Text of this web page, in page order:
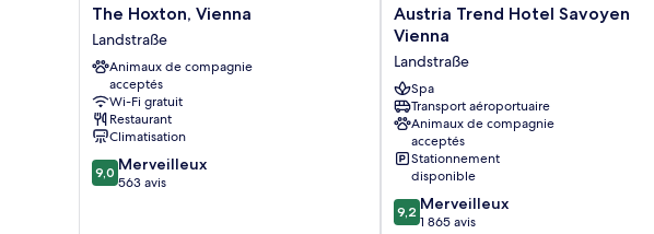
The
Hoxton,
Vienna
Landstraße
The Hoxton, Vienna
Landstraße
Animaux de compagnie
acceptés
Wi-Fi gratuit
Restaurant
Climatisation
9.0
sur
9,0 Merveilleux
563 avis
Austria
Trend
Savoyen
Vienna
Landstraße
Austria Trend Hotel Savoyen
Vienna
Landstraße
Spa
Transport aéroportuaire
Animaux de compagnie
acceptés
Stationnement
disponible
9.2
sur
9,2 Merveilleux
1 865 avis